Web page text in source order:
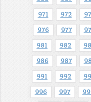
971 972
976 977
981 982
986 987
991 992
996 997